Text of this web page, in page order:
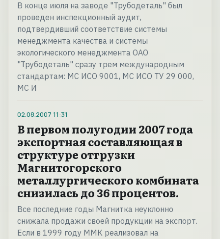
В конце июля на заводе "Трубодеталь" был
проведен инспекционный аудит,
подтвердивший соответствие системы
менеджмента качества и системы
экологического менеджмента ОАО
"Трубодеталь" сразу трем международным
стандартам: МС ИСО 9001, МС ИСО ТУ 29 000,
МС И
02.08.2007 11:31
В первом полугодии 2007 года
экспортная составляющая в
структуре отгрузки
Магнитогорского
металлургического комбината
снизилась до 36 процентов.
Все последние годы Магнитка неуклонно
снижала продажи своей продукции на экспорт.
Если в 1999 году ММК реализовал на